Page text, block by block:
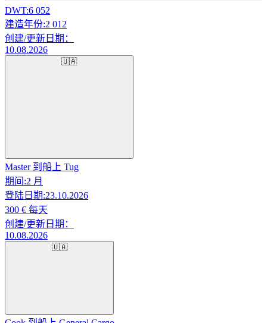
DWT:6 052
建造年份:2 012
创建/更新日期：
10.08.2026
🇺🇦
Master 到船上 Tug
期间:2 月
登陆日期:23.10.2026
300 € 每天
创建/更新日期：
10.08.2026
🇺🇦